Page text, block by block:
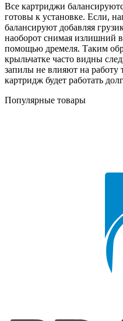
Все картриджи
готовы к установке. Если,
балансируют добавляя
наоборот снимая излишний
помощью дремеля. Таким
крыльчатке часто видны
запилы не влияют на работу
картридж будет работать
Популярные товары